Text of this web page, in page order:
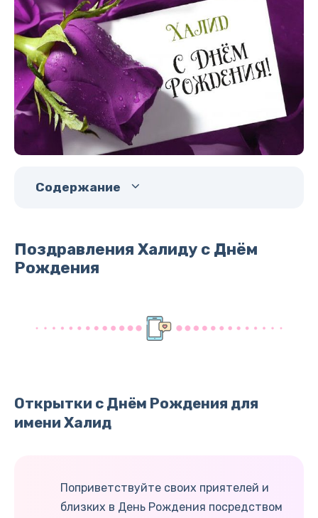
Содержание
Поздравления Халиду с Днём
Рождения
Открытки с Днём Рождения для
имени Халид
Поприветствуйте своих приятелей и
близких в День Рождения посредством